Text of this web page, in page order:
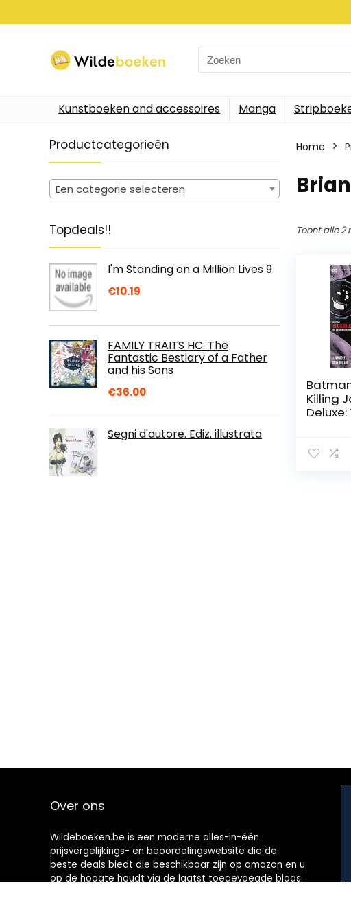
Search
for:
Kunstboeken and accessoires Manga
Productcategorieën
Een categorie selecteren
Topdeals!!
I'm Standing on a Million Lives 9
€10.19
FAMILY TRAITS HC: The
Fantastic Bestiary of a Father
and his Sons
€36.00
Segni d'autore. Ediz. illustrata
Home
Toont alle 2
Killing
Deluxe:
Edition
Over ons
Wildeboeken.be is een moderne alles-in-één
prijsvergelijkings- en beoordelingswebsite die de
beste deals biedt die beschikbaar zijn op amazon en u
op de hoogte houdt via de laatst toegevoegde blogs.